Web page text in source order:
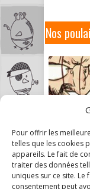
Pour offrir les
telles que les cookies
appareils. Le fait de
traiter des données
uniques sur ce site.
consentement peut
Nos